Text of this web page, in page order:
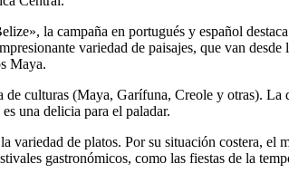
la campaña en portugués y español
variedad de paisajes, que van
Maya.
de culturas (Maya, Garífuna, Creole y otras).
una delicia para el paladar.
de platos. Por su situación costera, el
gastronómicos, como las fiestas de la